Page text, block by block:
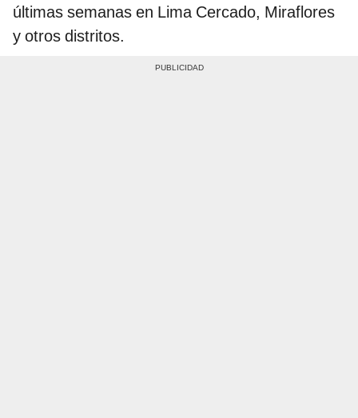
últimas semanas en Lima Cercado, Miraflores
y otros distritos.